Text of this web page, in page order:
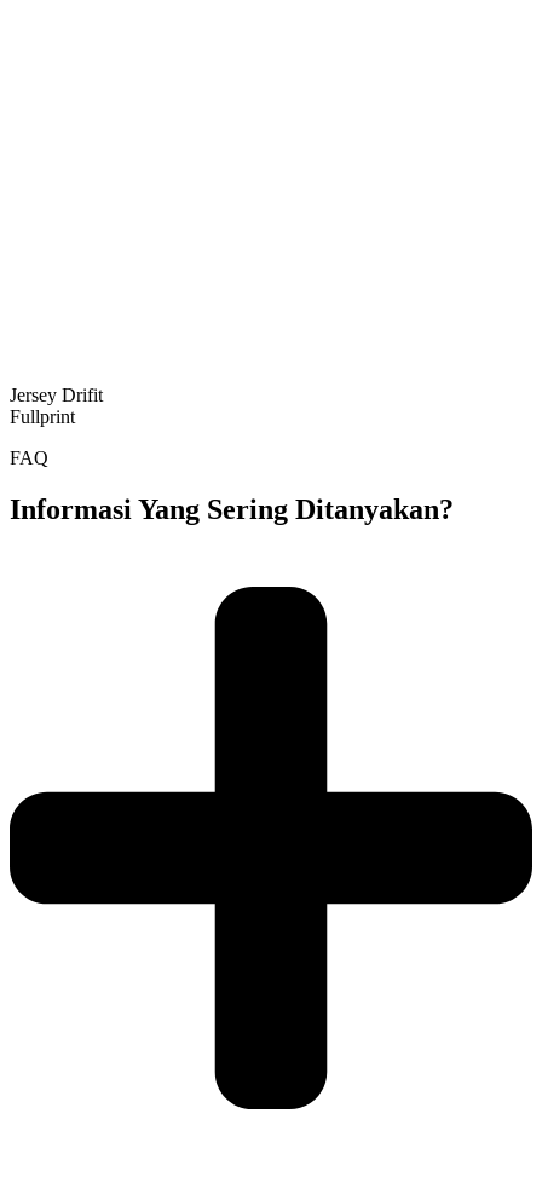
Jersey Drifit
Fullprint
FAQ
Informasi Yang Sering Ditanyakan?